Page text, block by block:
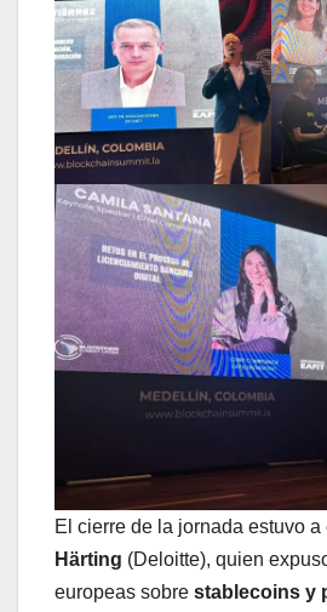
El cierre de la jornada estuvo a
Härting (Deloitte), quien
europeas sobre stablecoins y